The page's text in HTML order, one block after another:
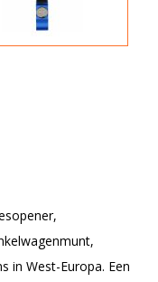
in West-Europa. Een